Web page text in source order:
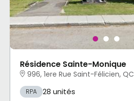
Résidence Sainte-Monique
996, 1ere Rue Saint-Félicien, QC
RPA 28 unités